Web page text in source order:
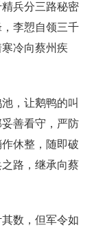
兵分三路秘密
李愬自领三千
冷向蔡州疾
，让鹅鸭的叫
善看守，严防
休整，随即破
路，继承向蔡
数，但军令如